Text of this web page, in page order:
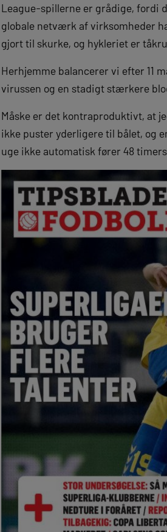
League-spillerne er grådige, fordi
globale netværk af virksomheder
gjort til skurke, og hykleriet er
Herhjemme balancerer vi efter 11
virussen og en stadigt stærkere
Måske er det kontraproduktivt, at
ikke puster yderligere til bålet, og
uge ikke automatisk fører 48